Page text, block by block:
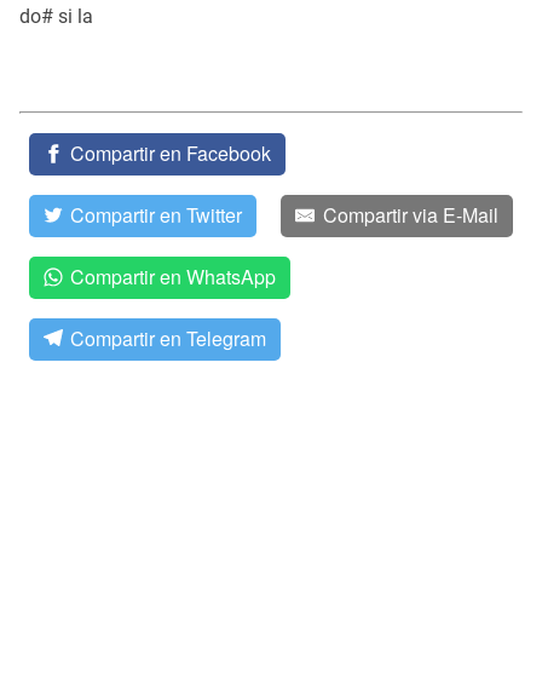
do# si la
Compartir en Facebook
Compartir en Twitter Compartir via E-Mail
Compartir en WhatsApp
Compartir en Telegram